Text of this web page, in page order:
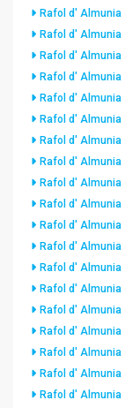
Rafol d' Almunia
Rafol d' Almunia
Rafol d' Almunia
Rafol d' Almunia
Rafol d' Almunia
Rafol d' Almunia
Rafol d' Almunia
Rafol d' Almunia
Rafol d' Almunia
Rafol d' Almunia
Rafol d' Almunia
Rafol d' Almunia
Rafol d' Almunia
Rafol d' Almunia
Rafol d' Almunia
Rafol d' Almunia
Rafol d' Almunia
Rafol d' Almunia
Rafol d' Almunia